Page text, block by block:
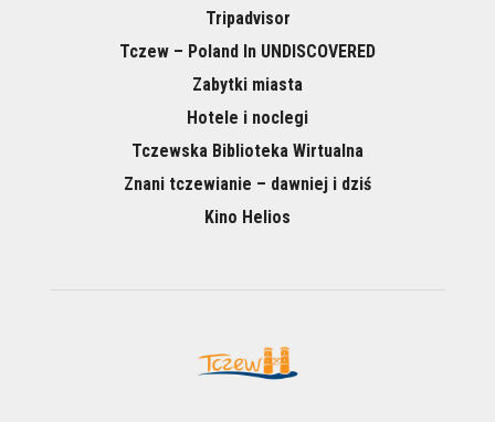
Tripadvisor
Tczew – Poland In UNDISCOVERED
Zabytki miasta
Hotele i noclegi
Tczewska Biblioteka Wirtualna
Znani tczewianie – dawniej i dziś
Kino Helios